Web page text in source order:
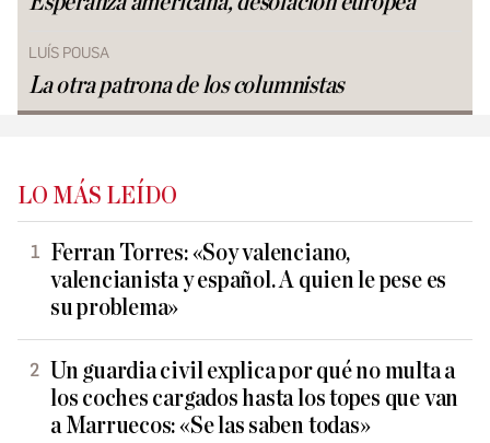
LUÍS POUSA
La otra patrona de los columnistas
LO MÁS LEÍDO
Ferran Torres: «Soy valenciano,
valencianista y español. A quien le pese es
su problema»
Un guardia civil explica por qué no multa a
los coches cargados hasta los topes que van
a Marruecos: «Se las saben todas»